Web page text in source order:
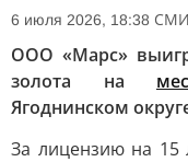
6 июля 2026, 18:38 СМИ
ООО «Марс»
золота на
Ягоднинском
За лицензию на 15